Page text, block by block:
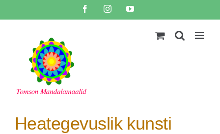
to
FacebookInstagramYouTube
Heategevuslik kunsti